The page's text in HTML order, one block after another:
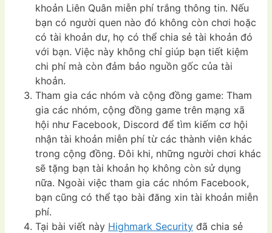
khoản Liên Quân miễn phí trắng thông tin. Nếu
bạn có người quen nào đó không còn chơi hoặc
có tài khoản dư, họ có thể chia sẻ tài khoản đó
với bạn. Việc này không chỉ giúp bạn tiết kiệm
chi phí mà còn đảm bảo nguồn gốc của tài
khoản.
Tham gia các nhóm và cộng đồng game: Tham
gia các nhóm, cộng đồng game trên mạng xã
hội như Facebook, Discord để tìm kiếm cơ hội
nhận tài khoản miễn phí từ các thành viên khác
trong cộng đồng. Đôi khi, những người chơi khác
sẽ tặng bạn tài khoản họ không còn sử dụng
nữa. Ngoài việc tham gia các nhóm Facebook,
bạn cũng có thể tạo bài đăng xin tài khoản miễn
phí.
Tại bài viết này Highmark Security đã chia sẻ